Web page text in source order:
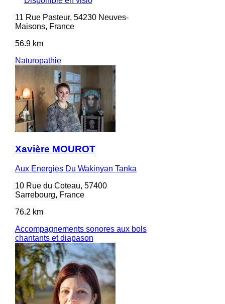
11 Rue Pasteur, 54230 Neuves-
Maisons, France
56.9 km
Naturopathie
Xavière MOUROT
Aux Energies Du Wakinyan Tanka
10 Rue du Coteau, 57400
Sarrebourg, France
76.2 km
Accompagnements sonores aux bols
chantants et diapason